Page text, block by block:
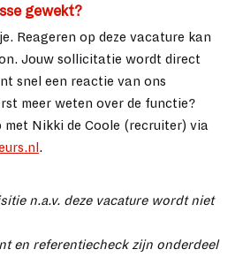
gewekt?
Reageren op deze vacature kan
Jouw sollicitatie wordt direct
snel een reactie van ons
meer weten over de functie?
Nikki de Coole (recruiter) via
.
n.a.v. deze vacature wordt niet
en referentiecheck zijn onderdeel